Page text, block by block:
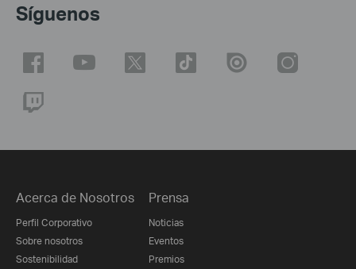
Síguenos
Acerca de Nosotros
Perfil Corporativo
Sobre nosotros
Sostenibilidad
Prensa
Noticias
Eventos
Premios